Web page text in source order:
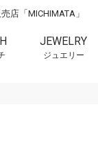
店「MICHIMATA」
JEWELRY
ジュエリー